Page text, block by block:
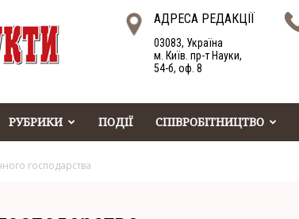
АДРЕСА РЕДАКЦІЇ
03083, Україна
м. Київ. пр-т Науки,
54-б, оф. 8
РУБРИКИ ПОДІЇ СПІВРОБІТНИЦТВО
господарства